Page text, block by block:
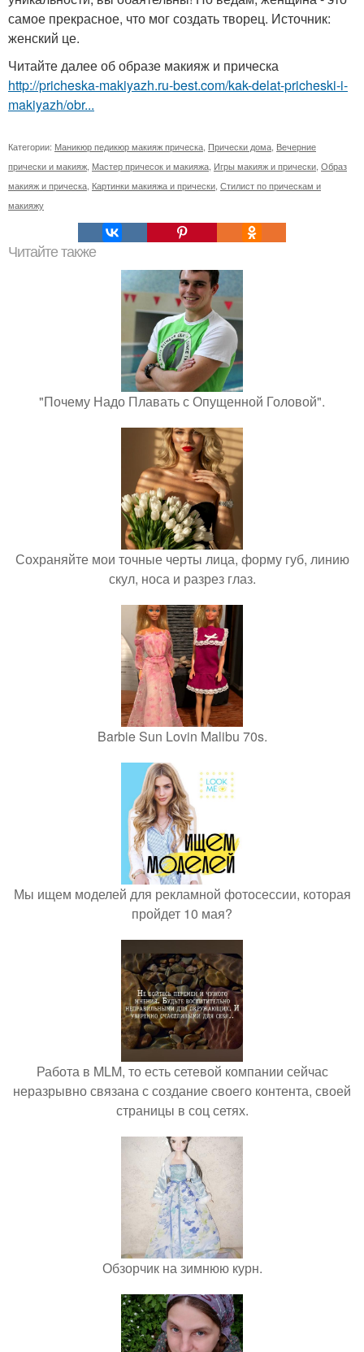
самое прекрасное, что мог создать творец. Источник:
женский це.
Читайте далее об образе макияж и прическа
http://pricheska-makiyazh.ru-best.com/kak-delat-pricheski-i-
makiyazh/obr...
Категории: Маникюр педикюр макияж прическа Прически дома Вечерние
прически и макияж Мастер причесок и макияжа Игры макияж и прически Образ
макияж и прическа Картинки макияжа и прически Стилист по прическам и
макияжу
Читайте также
"Почему Надо Плавать с Опущенной Головой".
Сохраняйте мои точные черты лица, форму губ, линию
скул, носа и разрез глаз.
Barbie Sun Lovin Malibu 70s.
Мы ищем моделей для рекламной фотосессии, которая
пройдет 10 мая?
Работа в MLM, то есть сетевой компании сейчас
неразрывно связана с создание своего контента, своей
страницы в соц сетях.
Обзорчик на зимнюю курн.